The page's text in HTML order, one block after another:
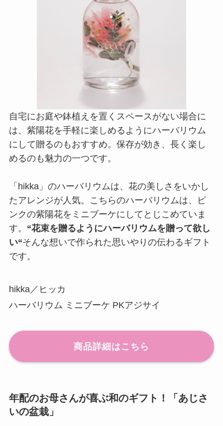
自宅にお庭や鉢植えを置くスペースがない場合に
は、紫陽花を手軽に楽しめるようにハーバリウム
にして贈るのもおすすめ。保存が効き、長く楽し
めるのも魅力の一つです。
「hikka」のハーバリウムは、花の美しさをいかし
たアレンジが人気。こちらのハーバリウムは、ピ
ンクの紫陽花をミニブーケにしてとじこめていま
す。 “花束を贈るようにハーバリウムを贈って欲し
い“そんな想いで作られた思いやりの伝わるギフト
です。
hikka／ヒッカ
ハーバリウム ミニブーケ PKアジサイ
商品詳細はこちら
年配のお母さんが喜ぶ和のギフト！「あじさ
いの盆栽」